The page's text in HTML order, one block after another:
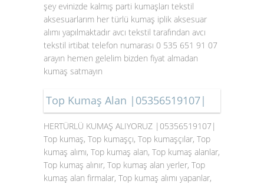
şey evinizde kalmış parti kumaşları tekstil
aksesuarlarım her türlü kumaş iplik aksesuar
alımı yapılmaktadır avcı tekstil tarafından avcı
tekstil irtibat telefon numarası 0 535 651 91 07
arayın hemen gelelim bizden fiyat almadan
kumaş satmayın
Top Kumaş Alan |05356519107|
HERTÜRLÜ KUMAŞ ALIYORUZ |05356519107|
Top kumaş, Top kumaşçı, Top kumaşçılar, Top
kumaş alımı, Top kumaş alan, Top kumaş alanlar,
Top kumaş alınır, Top kumaş alan yerler, Top
kumaş alan firmalar, Top kumaş alımı yapanlar,